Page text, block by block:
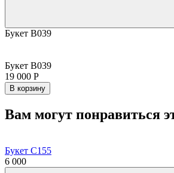
Букет В039
Букет В039
19 000 Р
В корзину
Вам могут понравиться
Букет С155
6 000